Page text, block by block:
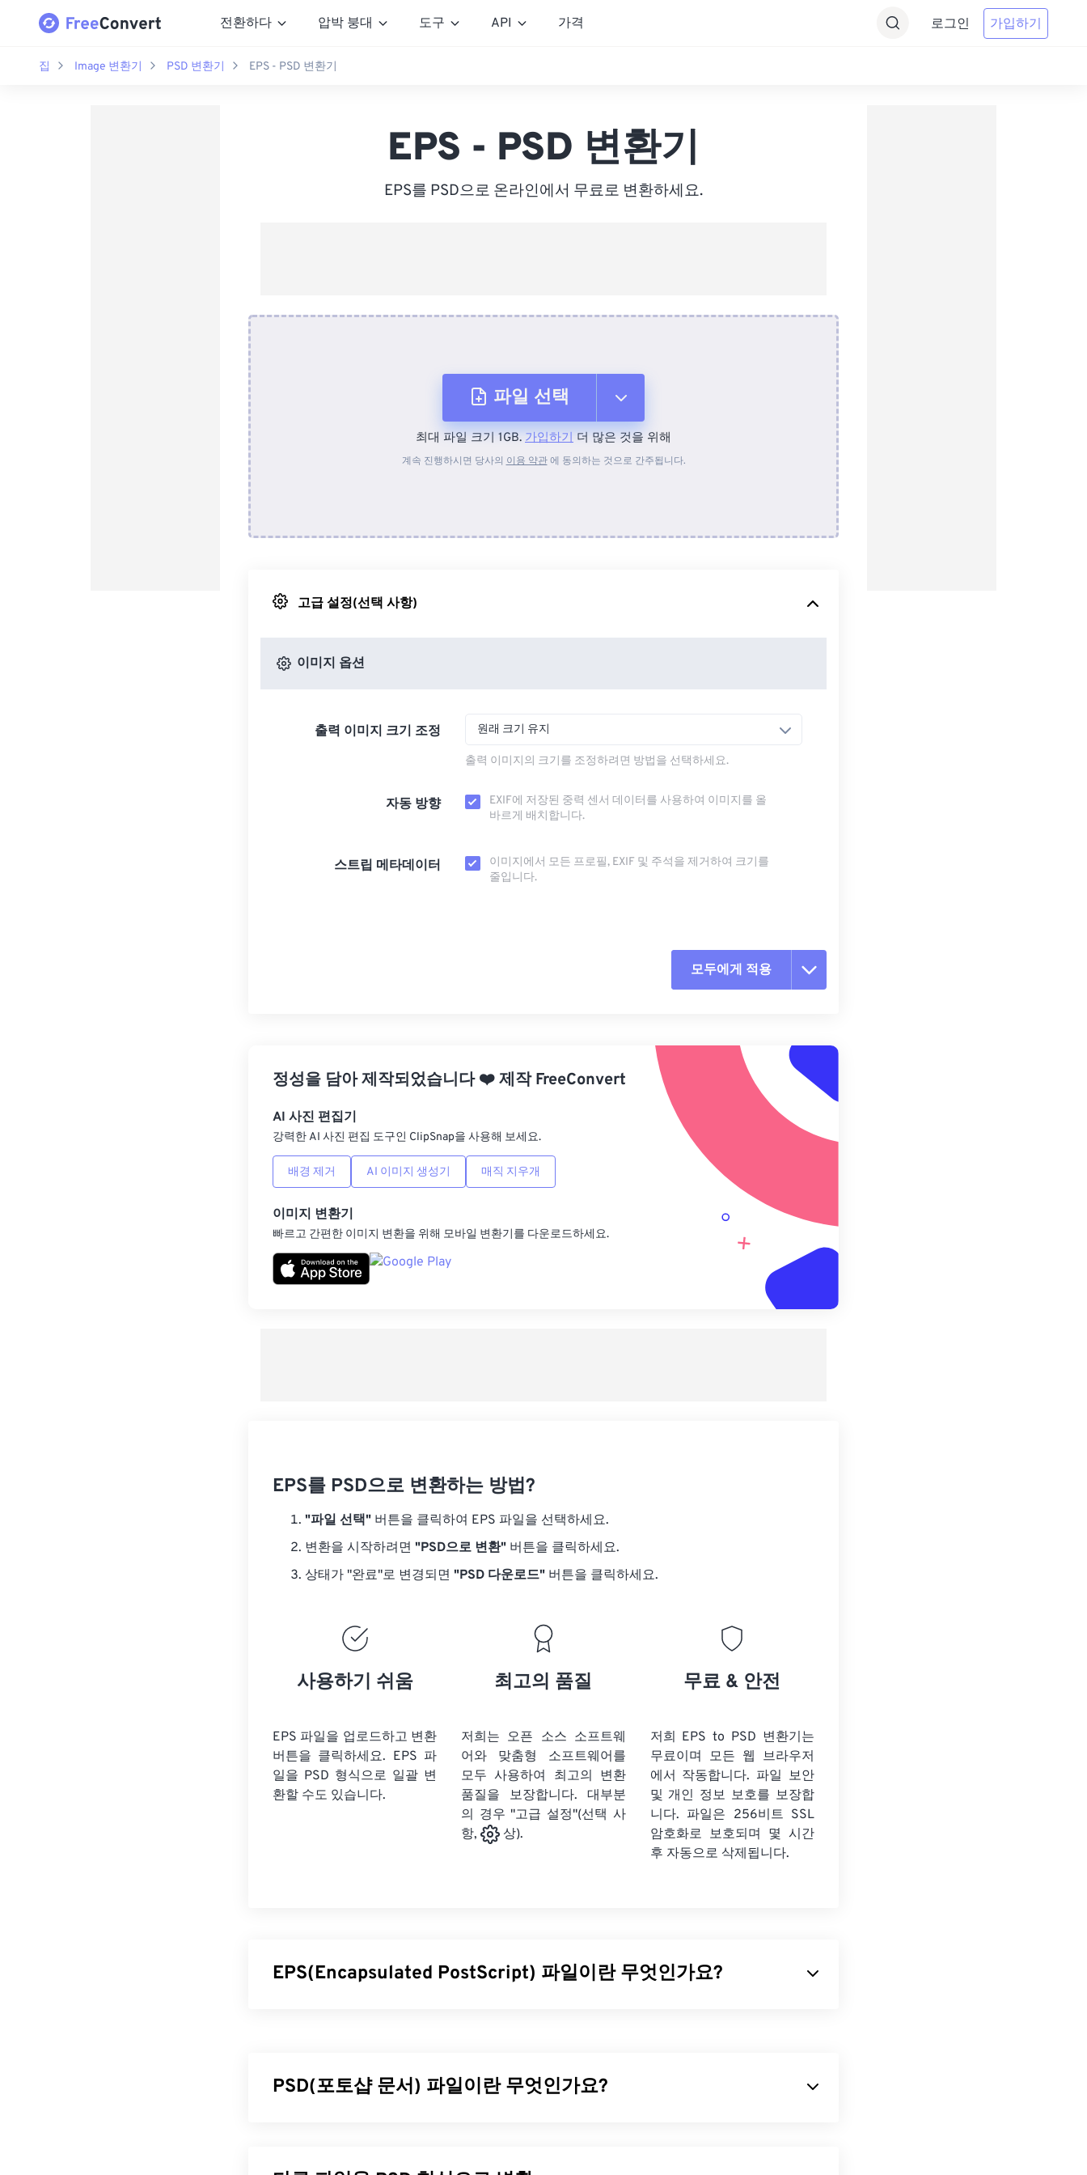
전환하다 압박 붕대 도구 API 가격 로그인 가입하기
집 Image 변환기 PSD 변환기 EPS - PSD 변환기
EPS - PSD 변환기
EPS를 PSD으로 온라인에서 무료로 변환하세요.
파일 선택
장치에서
최대 파일 크기 1GB. 가입하기 더 많은 것을 위해
계속 진행하시면 당사의 이용 약관에 동의하는 것으로 간주됩니다.
고급 설정(선택 사항)
이미지 옵션
출력 이미지 크기 조정 원래 크기 유지
출력 이미지의 크기를 조정하려면 방법을 선택하세요.
자동 방향
EXIF에 저장된 중력 센서 데이터를 사용하여 이미지를 올
바르게 배치합니다.
스트립 메타데이터
이미지에서 모든 프로필, EXIF ​​및 주석을 제거하여 크기를
줄입니다.
모두에게 적용
사전 설정에서 적용
사전 설정으로 저장
정성을 담아 제작되었습니다❤️제작FreeConvert
AI 사진 편집기
강력한 AI 사진 편집 도구인 ClipSnap을 사용해 보세요.
배경 제거 AI 이미지 생성기 매직 지우개
이미지 변환기
빠르고 간편한 이미지 변환을 위해 모바일 변환기를 다운로드하세요.
EPS를 PSD으로 변환하는 방법?
"파일 선택" 버튼을 클릭하여 EPS 파일을 선택하세요.
변환을 시작하려면 "PSD으로 변환" 버튼을 클릭하세요.
상태가 "완료"로 변경되면 "PSD 다운로드" 버튼을 클릭하세요.
사용하기 쉬움
EPS 파일을 업로드하고 변환
버튼을 클릭하세요. EPS 파
일을 PSD 형식으로 일괄 변
환할 수도 있습니다.
최고의 품질
저희는 오픈 소스 소프트웨
어와 맞춤형 소프트웨어를
모두 사용하여 최고의 변환
품질을 보장합니다. 대부분
의 경우 "고급 설정"(선택 사
항,
상).
무료 & 안전
저희 EPS to PSD 변환기는
무료이며 모든 웹 브라우저
에서 작동합니다. 파일 보안
및 개인 정보 보호를 보장합
니다. 파일은 256비트 SSL
암호화로 보호되며 몇 시간
후 자동으로 삭제됩니다.
EPS(Encapsulated PostScript) 파일이란 무엇인가요?
제공합니다. EPS는 일반적으로 드라이 그래픽이라고 하는 대형 하드카피 그래픽을 제작하는 데
사용됩니다.
EPS는 비교적 오래된 파일 형식으로, 많은 응용 프로그램에서 열립니다. EPS 파일을 여는 기본
PSD(포토샵 문서) 파일이란 무엇인가요?
에 저장할 수 있습니다! PSD를 사용하면 파일 정보를 접근 가능한 형식으로 유지하면서 이미지